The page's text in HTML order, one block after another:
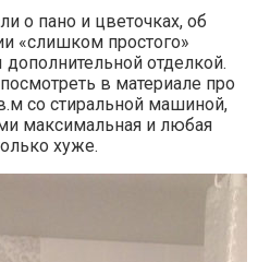
о пано и цветочках, об
«слишком простого»
отделкой.
в материале про
со стиральной машиной,
максимальная и любая
хуже.